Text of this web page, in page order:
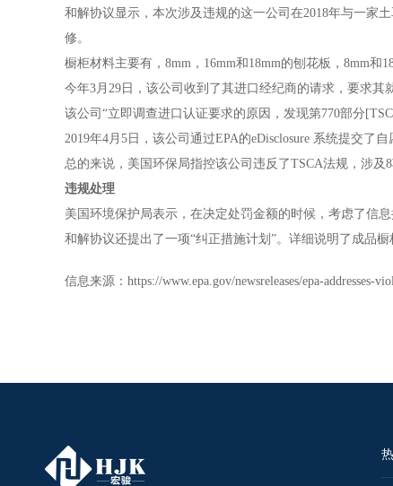
和解协议显示，本次涉及违规的这一公司在2018年与一家
修。
橱柜材料主要有，8mm，16mm和18mm的刨花板，8mm和
今年3月29日，该公司收到了其进口经纪商的请求，要求其
该公司“立即调查进口认证要求的原因，发现第770部分
2019年4月5日，该公司通过EPA的eDisclosure 系统提交了
总的来说，美国环保局指控该公司违反了TSCA法规，涉及
违规处理
美国环境保护局表示，在决定处罚金额的时候，考虑了信
和解协议还提出了一项“纠正措施计划”。详细说明了成品
信息来源：https://www.epa.gov/newsreleases/epa-addresses-